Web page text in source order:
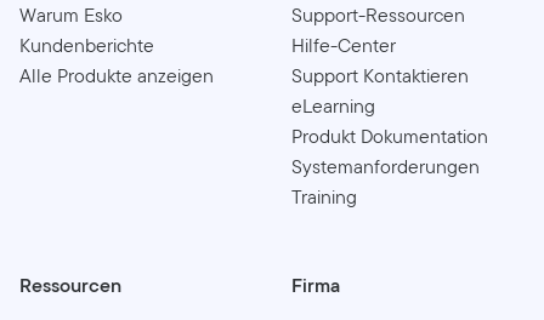
Warum Esko
Kundenberichte
Alle Produkte anzeigen
Support-Ressourcen
Hilfe-Center
Support Kontaktieren
eLearning
Produkt Dokumentation
Systemanforderungen
Training
Ressourcen
Firma